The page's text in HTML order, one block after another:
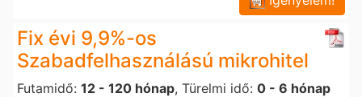
Fix évi 9,9%-os
Szabadfelhasználású mikrohitel
Futamidő: 12 - 120 hónap, Türelmi idő: 0 - 6 hónap